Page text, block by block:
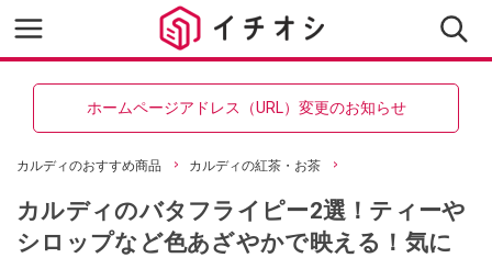
ホームページアドレス（URL）変更のお知らせ
カルディのおすすめ商品 カルディの紅茶・お茶
カルディのバタフライピー2選！ティーや
シロップなど色あざやかで映える！気に